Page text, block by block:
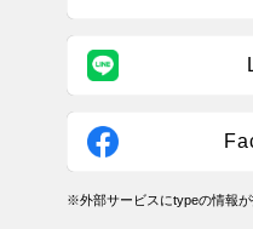
※外部サービスにtypeの情報が